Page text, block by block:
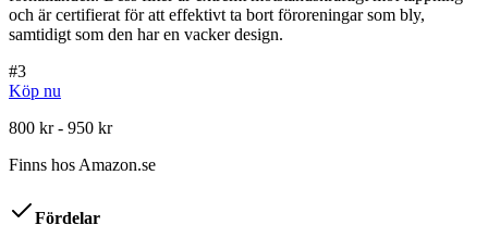
och är certifierat för att effektivt ta bort föroreningar som bly,
samtidigt som den har en vacker design.
#3
Köp nu
800 kr - 950 kr
Finns hos Amazon.se
Fördelar